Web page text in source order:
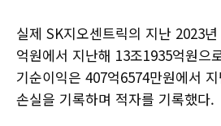
실제 SK지오센트릭의 지난 2023
억원에서 지난해 13조1935억원으
기순이익은 407억6574만원에서
손실을 기록하며 적자를 기록했다.